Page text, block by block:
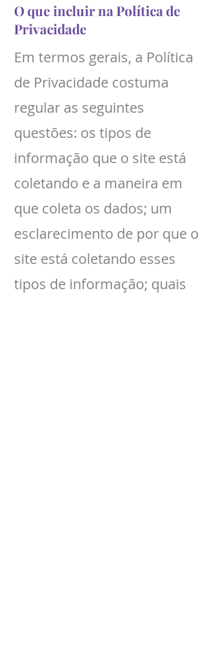
O que incluir na Política de
Privacidade
Em termos gerais, a Política
de Privacidade costuma
regular as seguintes
questões: os tipos de
informação que o site está
coletando e a maneira em
que coleta os dados; um
esclarecimento de por que o
site está coletando esses
tipos de informação; quais